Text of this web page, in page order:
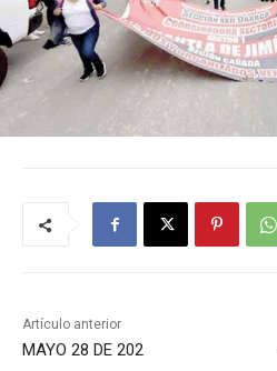
Artículo anterior
MAYO 28 DE 202